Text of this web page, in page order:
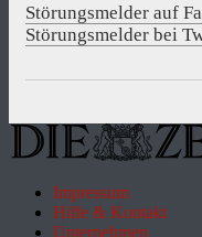
Störungsmelder auf
Störungsmelder bei
Impressum
Hilfe & Kontakt
Unternehmen